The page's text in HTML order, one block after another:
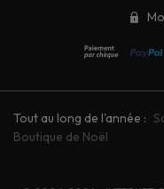
Tout au long de l'année :
Boutique de Noël